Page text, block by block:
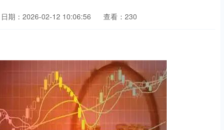
日期：2026-02-12 10:06:56 查看：230